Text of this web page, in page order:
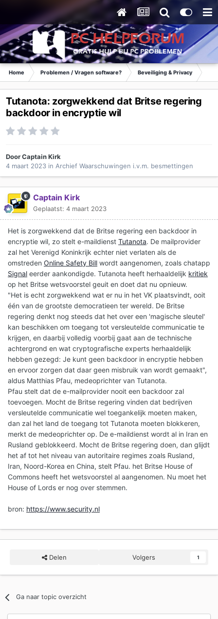
Home Problemen / Vragen software? Beveiliging & Privacy
Tutanota: zorgwekkend dat Britse regering
backdoor in encryptie wil
DoorCaptain Kirk
4 maart 2023 in Archief Waarschuwingen i.v.m. besmettingen
Captain Kirk
Geplaatst: 4 maart 2023
Het is zorgwekkend dat de Britse regering een backdoor in
encryptie wil, zo stelt e-maildienst Tutanota. De mailprovider
zal het Verenigd Koninkrijk echter niet verlaten als de
omstreden Online Safety Bill wordt aangenomen, zoals chatapp
Signal eerder aankondigde. Tutanota heeft herhaaldelijk kritiek
op het Britse wetsvoorstel geuit en doet dat nu opnieuw.
"Het is echt zorgwekkend wat er nu in het VK plaatsvindt, ooit
één van de grootste democratieen ter wereld. De Britse
regering denkt nog steeds dat het over een 'magische sleutel'
kan beschikken om toegang tot versleutelde communicatie te
krijgen, en daarbij volledig voorbij gaat aan de technische
achtergrond en wat cryptografische experts herhaaldelijk
hebben gezegd: Je kunt geen backdoor in encryptie hebben
en ervoor zorgen dat daar geen misbruik van wordt gemaakt",
aldus Matthias Pfau, medeoprichter van Tutanota.
Pfau stelt dat de e-mailprovider nooit een backdoor zal
toevoegen. Mocht de Britse regering vinden dat bedrijven
versleutelde communicatie wel toegankelijk moeten maken,
dan zal het land de toegang tot Tutanota moeten blokkeren,
merkt de medeoprichter op. De e-maildienst wordt al in Iran en
Rusland geblokkeerd. Mocht de Britse regering doen, dan glijdt
het af tot het niveau van autoritaire regimes zoals Rusland,
Iran, Noord-Korea en China, stelt Pfau. het Britse House of
Commons heeft het wetsvoorstel al aangenomen. Nu moet het
House of Lords er nog over stemmen.
bron: https://www.security.nl
Delen Volgers 1
Ga naar topic overzicht